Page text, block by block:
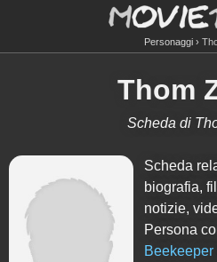
Personaggi
Thom
Scheda di
Scheda
biografia,
notizie,
Persona
Beekeeper